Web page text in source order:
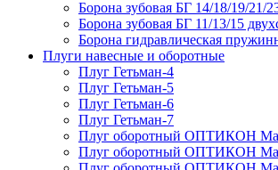
Борона зубовая БГ 14/18/19/21/
Борона зубовая БГ 11/13/15
Борона гидравлическая
Плуги навесные и оборотные
Плуг Гетьман-4
Плуг Гетьман-5
Плуг Гетьман-6
Плуг Гетьман-7
Плуг оборотный ОПТИКОН
Плуг оборотный ОПТИКОН